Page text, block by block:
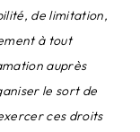
de limitation,
à tout
auprès
le sort de
ces droits